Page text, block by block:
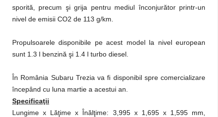
sporită, precum şi grija pentru mediul înconjurător printr-un
nivel de emisii CO2 de 113 g/km.
Propulsoarele disponibile pe acest model la nivel european
sunt 1.3 l benzină şi 1.4 l turbo diesel.
În România Subaru Trezia va fi disponibil spre comercializare
începând cu luna martie a acestui an.
Specificaţii
Lungime x Lăţime x Înălţime: 3,995 x 1,695 x 1,595 mm,